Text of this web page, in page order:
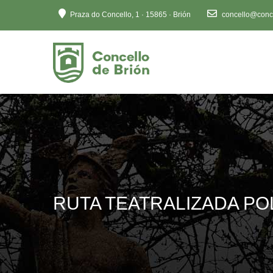
web
inclúe
un
sistema
de
accesibilidade.
Preme
Control-
para
axustar
o
Praza do Concello, 1 · 15865 · Brión
RUTA TEATRALIZADA